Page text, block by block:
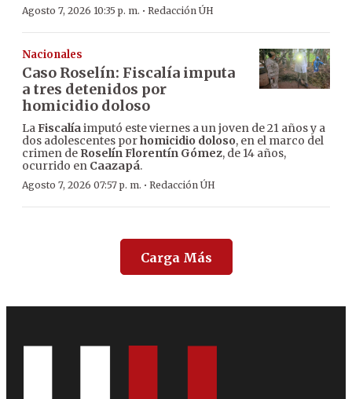
Agosto 7, 2026 10:35 p. m. · Redacción ÚH
Nacionales
Caso Roselín: Fiscalía imputa
a tres detenidos por
homicidio doloso
LaFiscalíaimputó este viernes a un joven de 21 años y a
dos adolescentes porhomicidio doloso, en el marco del
crimen de Roselín Florentín Gómez, de 14 años,
ocurrido en Caazapá.
Agosto 7, 2026 07:57 p. m. · Redacción ÚH
Carga Más